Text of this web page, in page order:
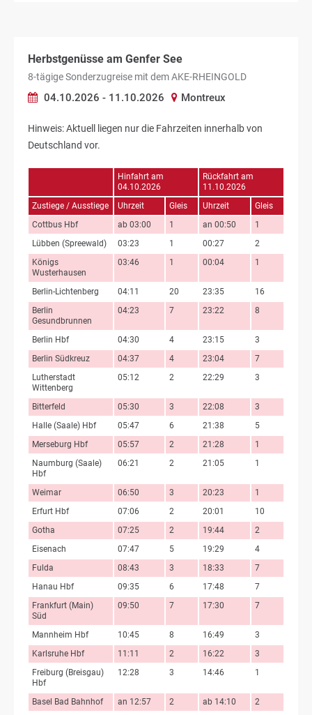
Herbstgenüsse am Genfer See
8-tägige Sonderzugreise mit dem AKE-RHEINGOLD
04.10.2026 - 11.10.2026 Montreux
Hinweis: Aktuell liegen nur die Fahrzeiten innerhalb von
Deutschland vor.
Hinfahrt am
04.10.2026
Rückfahrt am
11.10.2026
Zustiege / Ausstiege
Uhrzeit Gleis Uhrzeit
Gleis
Cottbus Hbf
ab 03:00 1 an 00:50
1
Lübben (Spreewald)
03:23 1 00:27
2
Königs
Wusterhausen
03:46 1 00:04 1
Berlin-Lichtenberg 04:11 20 23:35
16
Berlin
Gesundbrunnen
04:23 7 23:22 8
Berlin Hbf 04:30 4 23:15
3
Berlin Südkreuz
04:37 4 23:04
7
Lutherstadt
Wittenberg
05:12 2 22:29 3
Bitterfeld 05:30 3 22:08
3
Halle (Saale) Hbf
05:47 6 21:38
5
Merseburg Hbf
05:57 2 21:28
1
Naumburg (Saale)
Hbf
06:21 2 21:05 1
Weimar 06:50 3 20:23
1
Erfurt Hbf
07:06 2 20:01
10
Gotha
07:25 2 19:44
2
Eisenach
07:47 5 19:29
4
Fulda
08:43 3 18:33
7
Hanau Hbf
09:35 6 17:48
7
Frankfurt (Main)
Süd
09:50 7 17:30 7
Mannheim Hbf 10:45 8 16:49
3
Karlsruhe Hbf
11:11 2 16:22
3
Freiburg (Breisgau)
Hbf
12:28 3 14:46 1
Basel Bad Bahnhof an 12:57 2 ab 14:10 2